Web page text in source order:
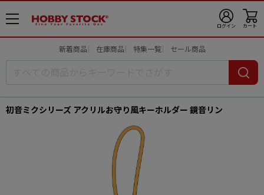
メ
ニ
ログイン カート
新着商品 在庫商品 特集一覧 セール商品
初音ミクシリーズ アクリルお守り風キーホルダー 鏡音リン